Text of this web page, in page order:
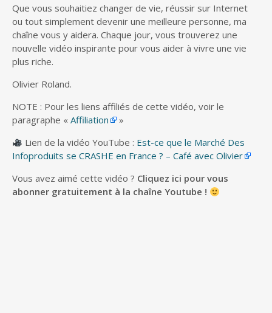
Que vous souhaitiez changer de vie, réussir sur Internet
ou tout simplement devenir une meilleure personne, ma
chaîne vous y aidera. Chaque jour, vous trouverez une
nouvelle vidéo inspirante pour vous aider à vivre une vie
plus riche.
Olivier Roland.
NOTE : Pour les liens affiliés de cette vidéo, voir le
paragraphe « Affiliation
»
Lien de la vidéo YouTube : Est-ce que le Marché Des
Infoproduits se CRASHE en France ? – Café avec Olivier
Vous avez aimé cette vidéo ? Cliquez ici pour vous
abonner gratuitement à la chaîne Youtube !